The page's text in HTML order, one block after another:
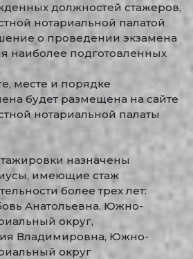
должностей стажеров,
нотариальной палатой
о проведении экзамена
наиболее подготовленных
месте и порядке
будет размещена на сайте
нотариальной палаты
назначены
имеющие стаж
более трех лет:
Анатольевна, Южно-
округ,
Владимировна, Южно-
округ